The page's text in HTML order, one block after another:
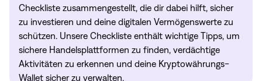
Checkliste zusammengestellt, die dir dabei hilft, sicher
zu investieren und deine digitalen Vermögenswerte zu
schützen. Unsere Checkliste enthält wichtige Tipps, um
sichere Handelsplattformen zu finden, verdächtige
Aktivitäten zu erkennen und deine Kryptowährungs-
Wallet sicher zu verwalten.